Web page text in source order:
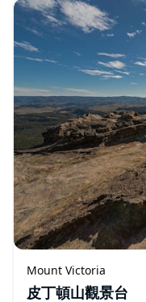
Mount Victoria
皮丁頓山觀景台